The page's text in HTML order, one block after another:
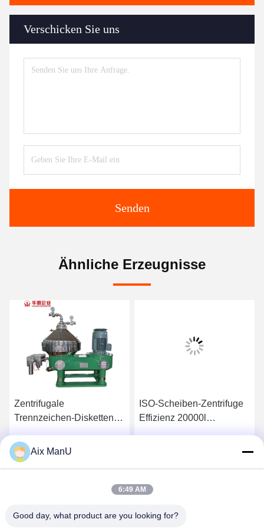
Verschicken Sie uns
Senden
Ähnliche Erzeugnisse
Zentrifugale
Trennzeichen-Disketten-
Leistungsfähigkeit
15000L/H des Filter-
ISO-Scheiben-Zentrifuge
Effizienz 20000l
Aix ManU
6:49 AM
Good day, what product are you looking for?